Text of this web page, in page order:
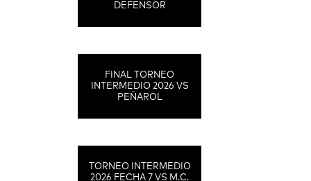
DEFENSOR
FINAL TORNEO
INTERMEDIO 2026 VS
PEÑAROL
TORNEO INTERMEDIO
2026 FECHA 7 VS M.C.